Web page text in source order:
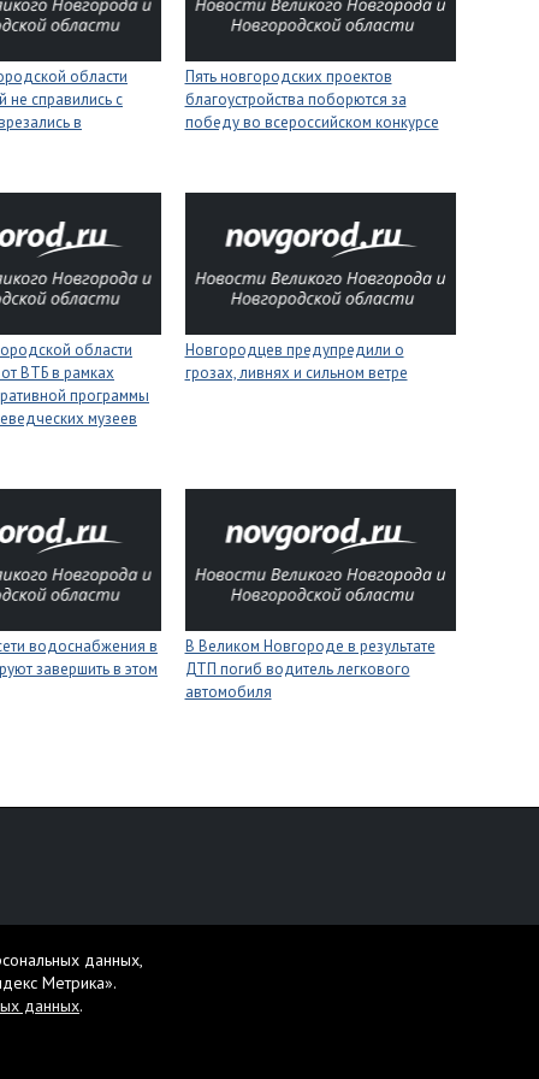
области
не справились с
в
Пять новгородских проектов
благоустройства поборются за
победу во всероссийском конкурсе
области
ВТБ в рамках
программы
музеев
Новгородцев предупредили о
грозах, ливнях и сильном ветре
водоснабжения в
завершить в этом
В Великом Новгороде в результате
ДТП погиб водитель легкового
автомобиля
данных
содержать материалы 16+.
ее и нажмите Ctrl+Enter.
данных,
Метрика».
данных.